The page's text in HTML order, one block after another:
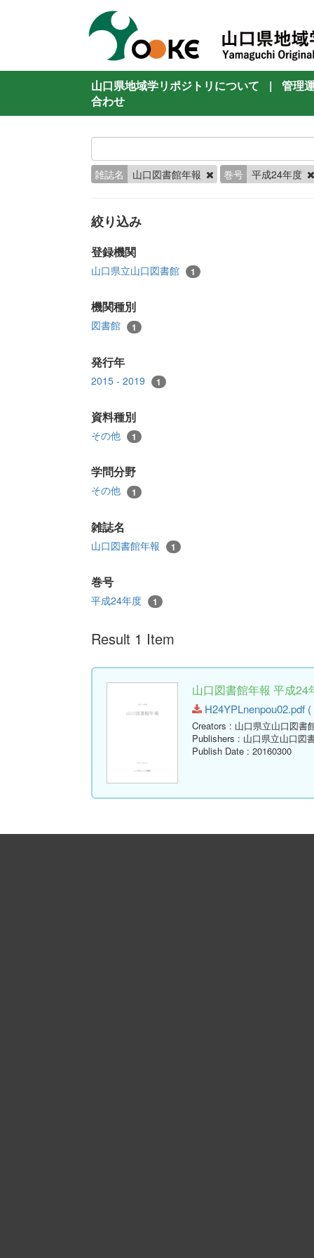
山口県地域学リポジトリについて |
管理
合わせ
雑誌名 山口図書館年報 巻号 平成24年度
絞り込み
登録機関
山口県立山口図書館 1
機関種別
図書館 1
発行年
2015 - 2019 1
資料種別
その他 1
学問分野
その他 1
雑誌名
山口図書館年報 1
巻号
平成24年度 1
Result 1 Item
山口図書館年報 平成24
H24YPLnenpou02.pdf
Creators : 山口県立山口図書
Publishers : 山口県立山口図
Publish Date : 20160300